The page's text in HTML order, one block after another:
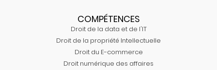
COMPÉTENCES
Droit de la data et de l'IT
Droit de la propriété Intellectuelle
Droit du E-commerce
Droit numérique des affaires